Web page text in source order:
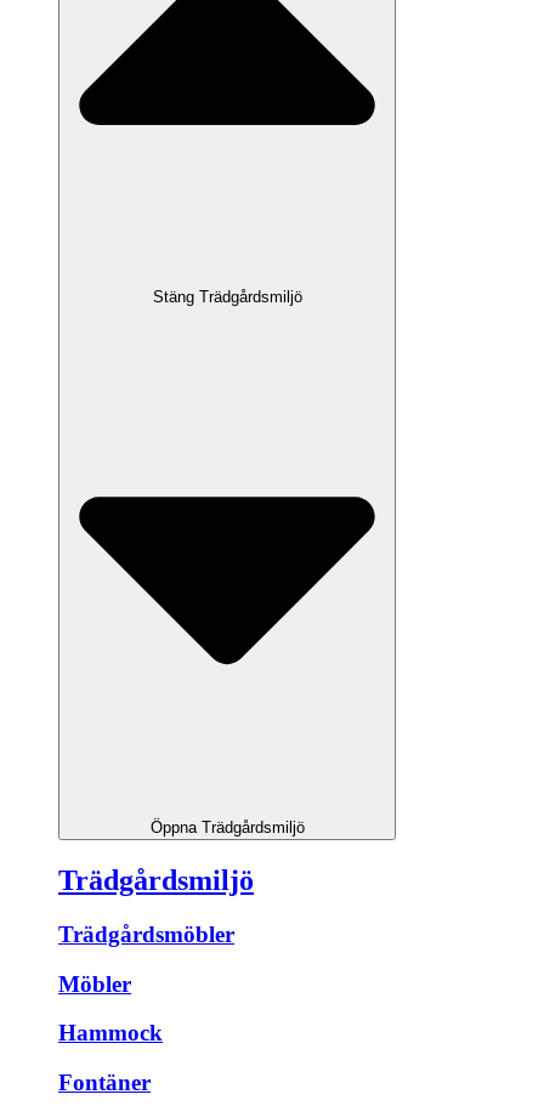
Stäng Trädgårdsmiljö
Öppna Trädgårdsmiljö
Trädgårdsmiljö
Trädgårdsmöbler
Möbler
Hammock
Fontäner